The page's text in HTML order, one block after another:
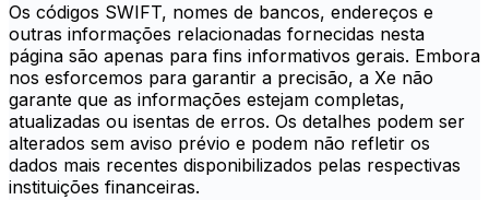
Os códigos SWIFT, nomes de bancos, endereços e
outras informações relacionadas fornecidas nesta
página são apenas para fins informativos gerais. Embora
nos esforcemos para garantir a precisão, a Xe não
garante que as informações estejam completas,
atualizadas ou isentas de erros. Os detalhes podem ser
alterados sem aviso prévio e podem não refletir os
dados mais recentes disponibilizados pelas respectivas
instituições financeiras.